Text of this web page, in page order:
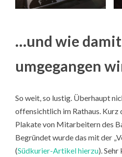
…und wie damit
umgegangen
So weit, so lustig. Überhaupt
offensichtlich im Rathaus. Kurz
Plakate von Mitarbeitern des
Begründet wurde das mit der
(Südkurier-Artikel hierzu).